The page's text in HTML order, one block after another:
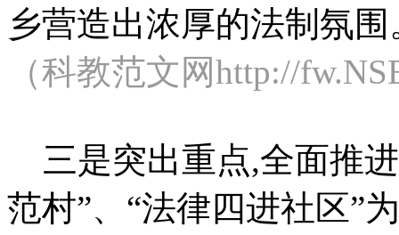
乡营造出浓厚的法制氛围
（科教范文网http://
三是突出重点,全面推
范村”、“法律四进社区”